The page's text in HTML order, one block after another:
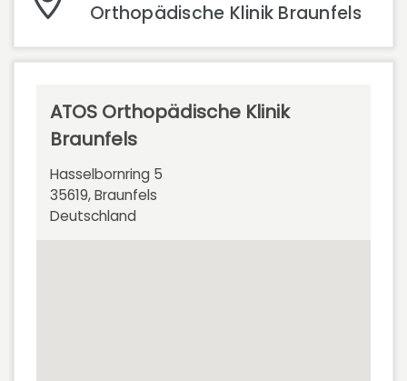
Orthopädische Klinik Braunfels
ATOS Orthopädische Klinik
Braunfels
Hasselbornring 5
35619, Braunfels
Deutschland